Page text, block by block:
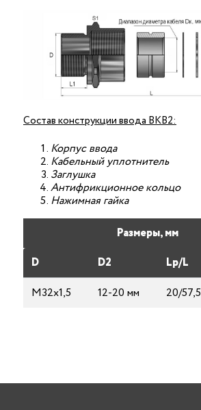
Состав конструкции ввода ВКВ2:
Корпус ввода
Кабельный уплотнитель
Заглушка
Антифрикционное кольцо
Нажимная гайка
Размеры, мм
D
D2 Lp/L
М32х1,5
12-20 мм 20/57,5